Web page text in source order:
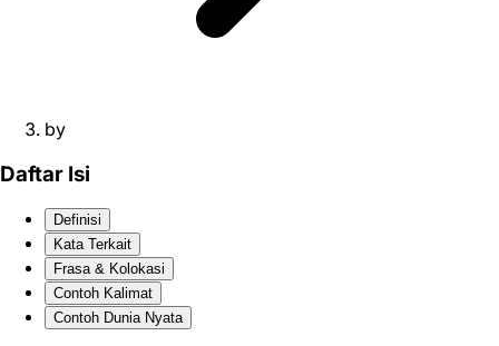
by
Daftar Isi
Definisi
Kata Terkait
Frasa & Kolokasi
Contoh Kalimat
Contoh Dunia Nyata